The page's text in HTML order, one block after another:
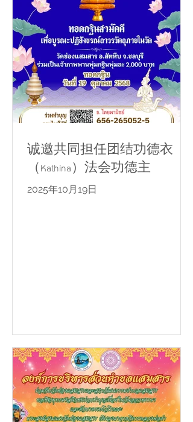
诚邀共同担任团结功德衣
（Kathina）法会功德主
2025年10月19日